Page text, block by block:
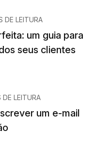
DE LEITURA
um guia para
seus clientes
LEITURA
um e-mail